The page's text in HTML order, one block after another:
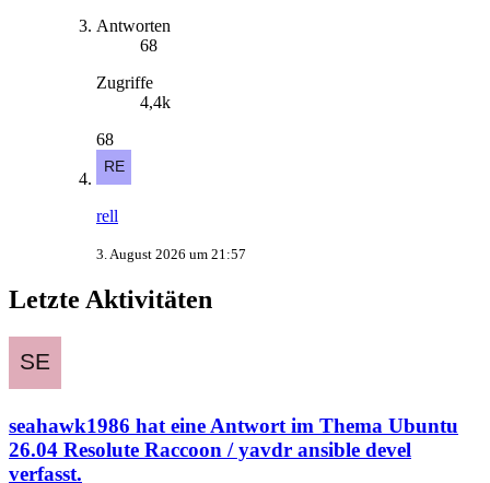
Antworten
68
Zugriffe
4,4k
68
rell
3. August 2026 um 21:57
Letzte Aktivitäten
seahawk1986 hat eine Antwort im Thema Ubuntu
26.04 Resolute Raccoon / yavdr ansible devel
verfasst.